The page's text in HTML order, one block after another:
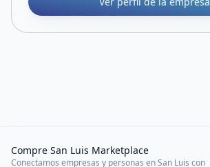
Compre San Luis Marketplace
Conectamos empresas y personas en San Luis con